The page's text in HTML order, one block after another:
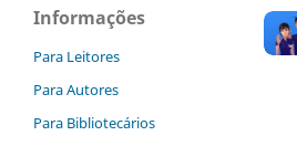
Informações
Para Leitores
Para Autores
Para Bibliotecários